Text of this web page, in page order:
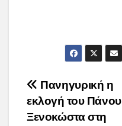
Post
navigation
Πανηγυρική η
εκλογή του Πάνου
Ξενοκώστα στη